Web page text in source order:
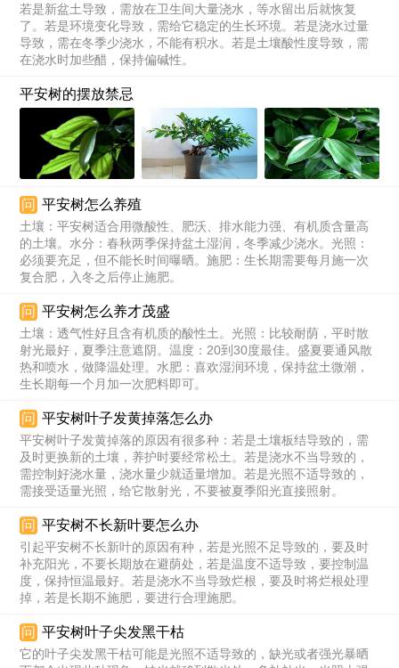
若是新盆土导致，需放在卫生间大量浇水，等水留出后就恢复
了。若是环境变化导致，需给它稳定的生长环境。若是浇水过量
导致，需在冬季少浇水，不能有积水。若是土壤酸性度导致，需
在浇水时加些醋，保持偏碱性。
平安树的摆放禁忌
问 平安树怎么养殖
土壤：平安树适合用微酸性、肥沃、排水能力强、有机质含量高
的土壤。水分：春秋两季保持盆土湿润，冬季减少浇水。光照：
必须要充足，但不能长时间曝晒。施肥：生长期需要每月施一次
复合肥，入冬之后停止施肥。
问 平安树怎么养才茂盛
土壤：透气性好且含有机质的酸性土。光照：比较耐荫，平时散
射光最好，夏季注意遮阴。温度：20到30度最佳。盛夏要通风散
热和喷水，做降温处理。水肥：喜欢湿润环境，保持盆土微潮，
生长期每一个月加一次肥料即可。
问 平安树叶子发黄掉落怎么办
平安树叶子发黄掉落的原因有很多种：若是土壤板结导致的，需
及时更换新的土壤，养护时要经常松土。若是浇水不当导致的，
需控制好浇水量，浇水量少就适量增加。若是光照不适导致的，
需接受适量光照，给它散射光，不要被夏季阳光直接照射。
问 平安树不长新叶要怎么办
引起平安树不长新叶的原因有种，若是光照不足导致的，要及时
补充阳光，不要长期放在避荫处，若是温度不适导致，要控制温
度，保持恒温最好。若是浇水不当导致烂根，要及时将烂根处理
掉，若是长期不施肥，要进行合理施肥。
问 平安树叶子尖发黑干枯
它的叶子尖发黑干枯可能是光照不适导致的，缺光或者强光暴晒